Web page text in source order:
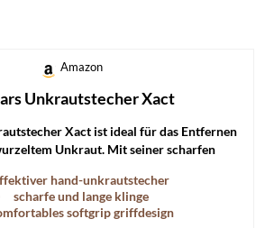
Amazon
Unkrautstecher Xact
Xact ist ideal für das Entfernen
Unkraut. Mit seiner scharfen
Gartenarbeit erheblich.
hand-unkrautstecher
scharfe und lange klinge
softgrip griffdesign